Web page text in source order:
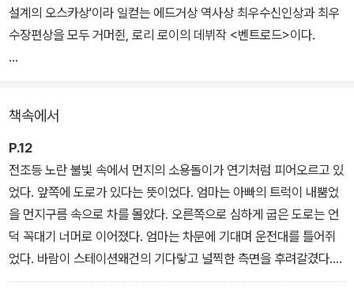
설계의 오스카상'이라 일컫는 에드거상 역사상 최우수신인상과 최우
수장편상을 모두 거머쥔, 로리 로이의 데뷔작 <벤트로드>이다.
어머니, 냉담하고 배타적인 마을 사람들… 작가는 캔자스의 한 외딴
시골 마을을 배경으로 비극적이고도 은밀한 가족사를 담아냈다. 삭막
하고 음울한 분위기 속에서 끝없이 점층되는 불안감이 압권인 <벤트
로드>는 '고딕으로 장식된 느와르', '미국 아메리칸 고딕 소설의 새로
운 전범'이라 극찬받았고, 작가는 단숨에 미국 장르문학계의 중심으
로 도약했다.
큰누나의 죽음 이후 고향을 떠난 아서 스콧. 이야기는 그의 가족이 흑
책속에서
P.12
전조등 노란 불빛 속에서 먼지의 소용돌이가 연기처럼 피어오르고 있
었다. 앞쪽에 도로가 있다는 뜻이었다. 엄마는 아빠의 트럭이 내뿜었
을 먼지구름 속으로 차를 몰았다. 오른쪽으로 심하게 굽은 도로는 언
덕 꼭대기 너머로 이어졌다. 엄마는 차문에 기대며 운전대를 틀어쥐
었다. 바람이 스테이션왜건의 기다랗고 널찍한 측면을 후려갈겼다.
“꽉 잡아.” 엄마가 외쳤다. (…) “엄마, 조심해요!” 대니얼이 소리쳤다.